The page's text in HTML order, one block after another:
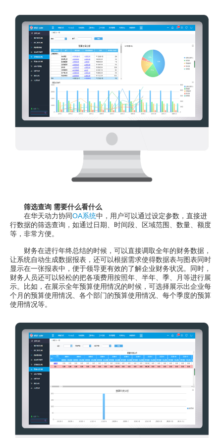
筛选查询 需要什么看什么
在华天动力协同OA系统中，用户可以通过设定参数，直接进
行数据的筛选查询，如通过日期、时间段、区域范围、数量、额度
等，非常方便。
财务在进行年终总结的时候，可以直接调取全年的财务数据，
让系统自动生成数据报表，还可以根据需求使得数据表与图表同时
显示在一张报表中，便于领导更有效的了解企业财务状况。同时，
财务人员还可以轻松的把各项费用按照年、半年、季、月等进行展
示。比如，在展示全年预算使用情况的时候，可选择展示出企业每
个月的预算使用情况、各个部门的预算使用情况、每个季度的预算
使用情况等。